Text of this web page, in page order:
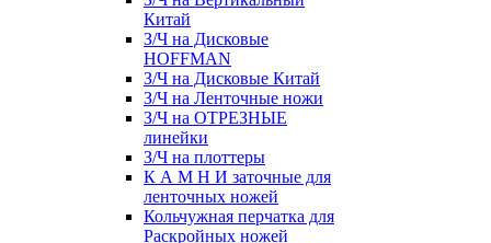
Китай
З/Ч на Дисковые
HOFFMAN
З/Ч на Дисковые Китай
З/Ч на Ленточные ножи
З/Ч на ОТРЕЗНЫЕ
линейки
З/Ч на плоттеры
К А М Н И заточные для
ленточных ножей
Кольчужная перчатка для
Раскройных ножей